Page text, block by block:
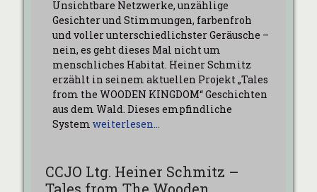
Unsichtbare Netzwerke, unzählige
Gesichter und Stimmungen, farbenfroh
und voller unterschiedlichster Geräusche –
nein, es geht dieses Mal nicht um
menschliches Habitat. Heiner Schmitz
erzählt in seinem aktuellen Projekt „Tales
from the WOODEN KINGDOM“ Geschichten
aus dem Wald. Dieses empfindliche
System weiterlesen…
CCJO Ltg. Heiner Schmitz –